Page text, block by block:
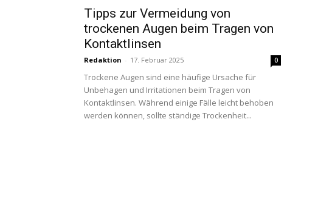
Tipps zur Vermeidung von
trockenen Augen beim Tragen von
Kontaktlinsen
Redaktion - 17. Februar 2025 0
Trockene Augen sind eine häufige Ursache für
Unbehagen und Irritationen beim Tragen von
Kontaktlinsen. Während einige Fälle leicht behoben
werden können, sollte ständige Trockenheit...